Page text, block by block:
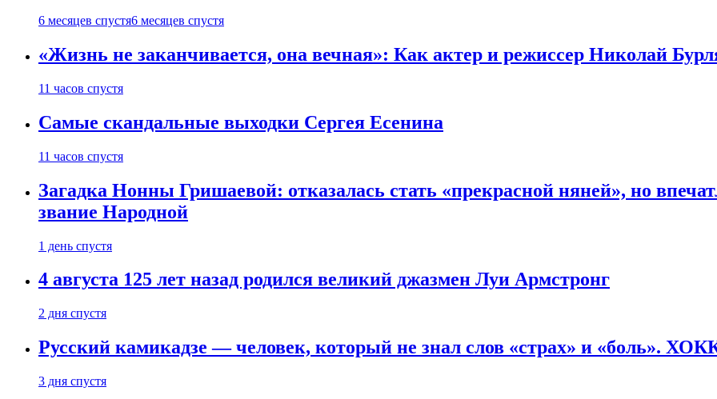
6 месяцев спустя6 месяцев спустя
«Жизнь не заканчивается, она вечная»: Как актер и режиссер Николай
11 часов спустя
Самые скандальные выходки Сергея Есенина
11 часов спустя
Загадка Нонны Гришаевой: отказалась стать «прекрасной няней», но
звание Народной
1 день спустя
4 августа 125 лет назад родился великий джазмен Луи Армстронг
2 дня спустя
Русский камикадзе — человек, который не знал слов «страх» и «боль».
3 дня спустя